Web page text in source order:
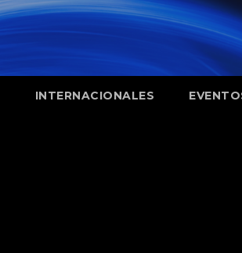
INTERNACIONALES